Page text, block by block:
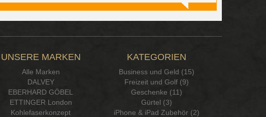
UNSERE MARKEN
Alle Marken
DALVEY
EBERHARD GÖBEL
ETTINGER London
Kohlefaserkonzept
KATEGORIEN
Business und Geld (15)
Freizeit und Golf (9)
Geschenke (11)
Gürtel (3)
iPhone & iPad Zubehör (2)